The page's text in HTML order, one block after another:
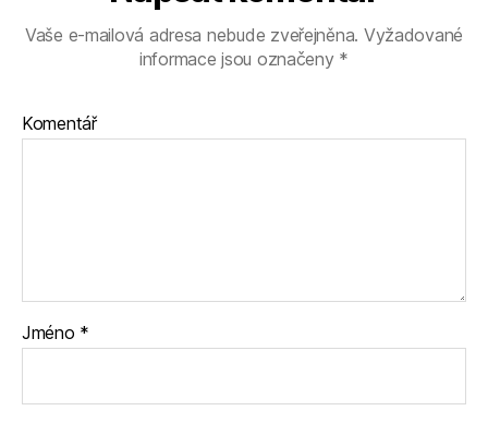
Vaše e-mailová adresa nebude zveřejněna. Vyžadované
informace jsou označeny *
Komentář
Jméno *